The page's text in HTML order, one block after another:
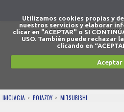
Utilizamos cookies propias y
nuestros servicios y elaborar
clicar en "ACEPTAR" o SI
USO. También puede rechazar
clicando en
Aceptar
INICJACJA POJAZDY MITSUBISHI